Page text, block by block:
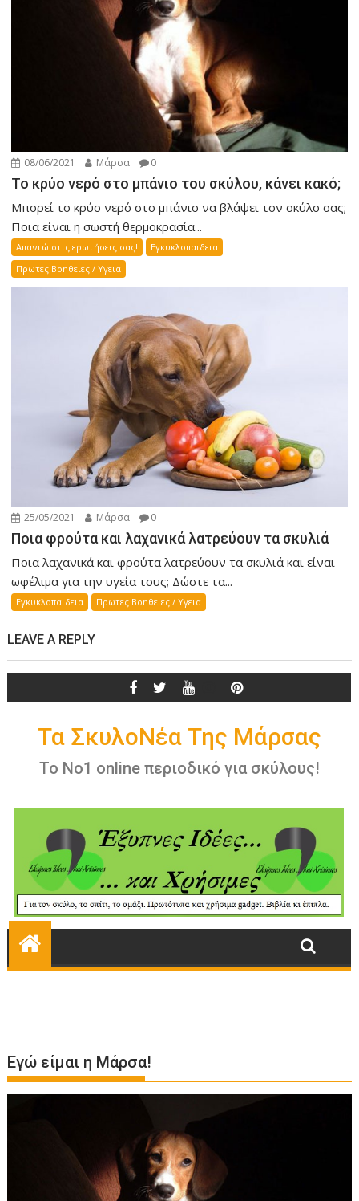
08/06/2021 Μάρσα 0
Το κρύο νερό στο μπάνιο του σκύλου, κάνει κακό;
Μπορεί το κρύο νερό στο μπάνιο να βλάψει τον σκύλο σας;
Ποια είναι η σωστή θερμοκρασία...
Απαντώ στις ερωτήσεις σας!
Εγκυκλοπαιδεια
Πρωτες Βοηθειες / Υγεια
25/05/2021 Μάρσα 0
Ποια φρούτα και λαχανικά λατρεύουν τα σκυλιά
Ποια λαχανικά και φρούτα λατρεύουν τα σκυλιά και είναι
ωφέλιμα για την υγεία τους; Δώστε τα...
Εγκυκλοπαιδεια Πρωτες Βοηθειες / Υγεια
LEAVE A REPLY
Εγώ είμαι η Μάρσα!